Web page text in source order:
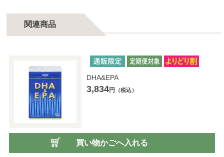
関連商品
DHA&EPA
3,834円 （税込）
買い物かごへ入れる